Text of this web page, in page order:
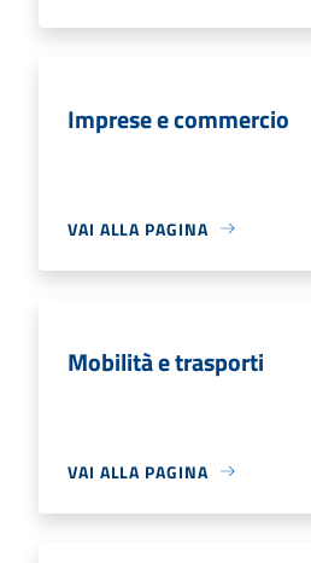
Imprese e commercio
VAI ALLA PAGINA
Mobilità e trasporti
VAI ALLA PAGINA